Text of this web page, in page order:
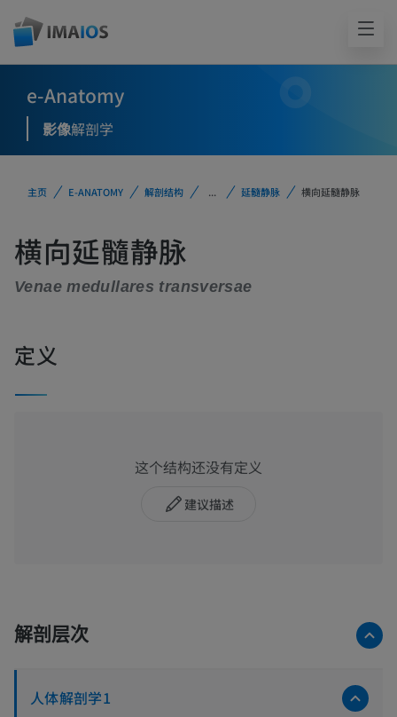
e-Anatomy
影像解剖学
主页 E-ANATOMY 解剖结构 ... 延髓静脉 横向延髓静脉
横向延髓静脉
Venae medullares transversae
定义
这个结构还没有定义
建议描述
解剖层次
人体解剖学1